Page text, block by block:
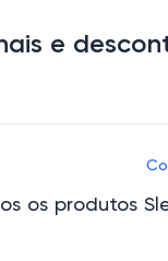
e
os produtos